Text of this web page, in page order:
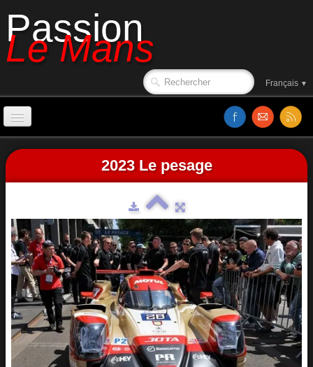
Passion
Le Mans
Français ▼
Accueil
Le circuit en 1988
Classements
Sorties de piste
2023 Le pesage